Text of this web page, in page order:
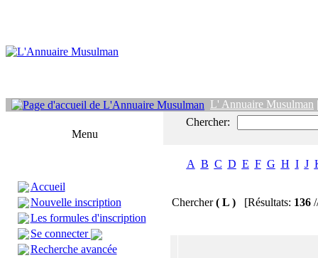
L' Annuaire Musulman
Menu
Accueil
Nouvelle inscription
Les formules d'inscription
Se connecter
Recherche avancée
Chercher:
A B C D E F G H I J
Chercher( L ) [Résultats: 136